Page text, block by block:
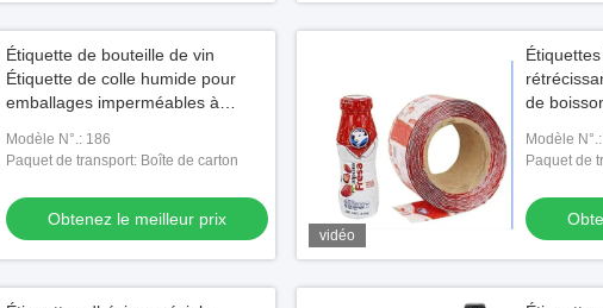
Étiquette de bouteille de vin
Étiquette de colle humide pour
emballages imperméables à
Modèle N°.: 186
Paquet de transport: Boîte de carton
Obtenez le meilleur prix
vidéo
de
direct
99,9%
Modèle
Paquet de